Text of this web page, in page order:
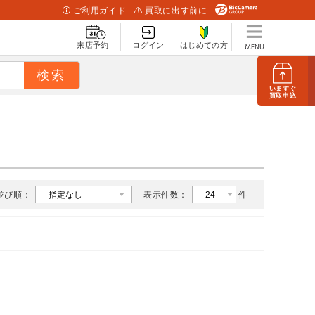
いますぐ
買取申込
ご利用ガイド 買取に出す前に
来店予約 ログイン はじめての方
び順： 表示件数： 件